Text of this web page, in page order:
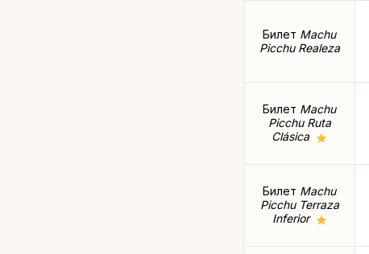
Билет Machu
Picchu Realeza
Билет Machu
Picchu Ruta
Clásica
Билет Machu
Picchu Terraza
Inferior